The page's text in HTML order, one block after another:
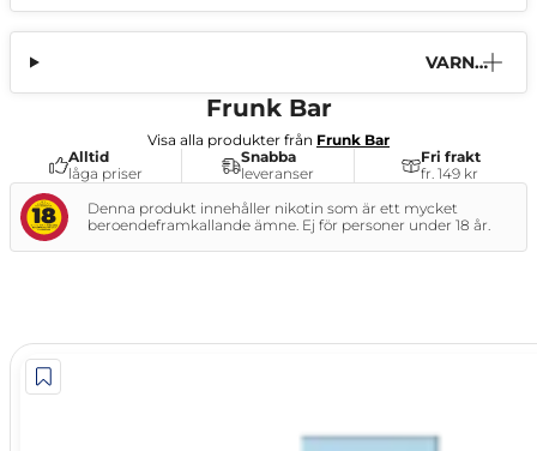
VARNI
Frunk Bar
Visa alla produkter från Frunk Bar
Alltid
låga priser
Snabba
leveranser
Fri frakt
fr. 149 kr
Denna produkt innehåller nikotin som är ett mycket
beroendeframkallande ämne. Ej för personer under 18 år.